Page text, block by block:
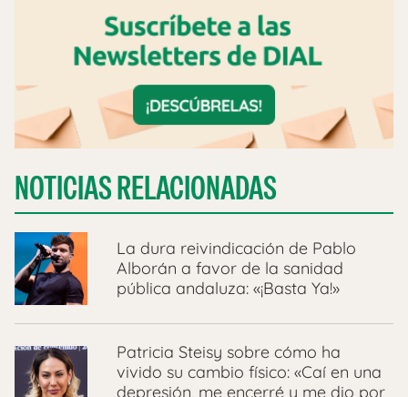
NOTICIAS RELACIONADAS
La dura reivindicación de Pablo
Alborán a favor de la sanidad
pública andaluza: «¡Basta Ya!»
Patricia Steisy sobre cómo ha
vivido su cambio físico: «Caí en una
depresión, me encerré y me dio por